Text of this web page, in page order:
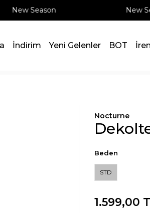
New Season New
İndirim Yeni Gelenler BOT
Nocturne
Beden
STD
1.599,00